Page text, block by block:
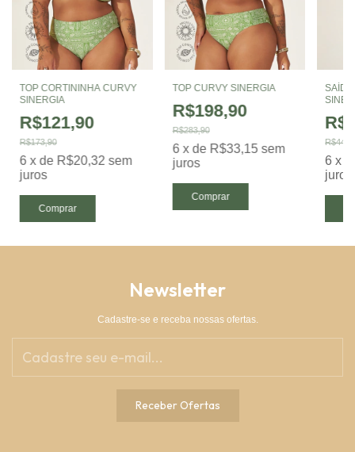
TOP CORTININHA CURVY
SINERGIA
R$121,90
R$173,90
6 x de R$20,32 sem
juros
Comprar
TOP CURVY SINERGIA
R$198,90
R$283,90
6 x de R$33,15 sem
juros
Comprar
6 x
juros
Newsletter
Cadastre-se e receba nossas ofertas.